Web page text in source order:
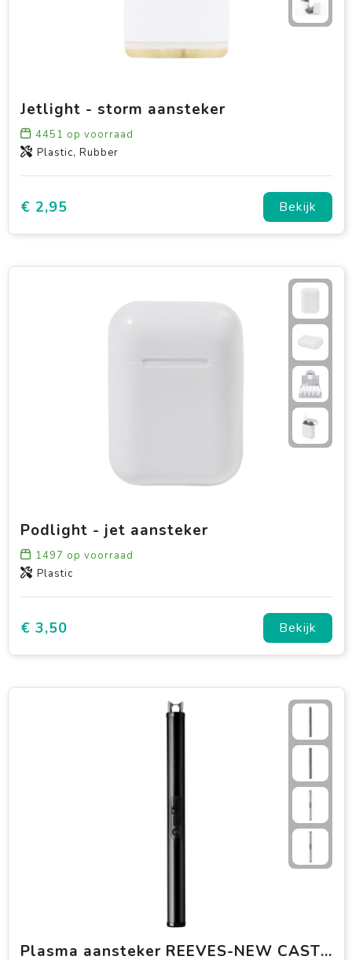
Jetlight - storm aansteker
4451 op voorraad
Plastic, Rubber
€ 2,95 Bekijk
Podlight - jet aansteker
1497 op voorraad
Plastic
€ 3,50 Bekijk
Plasma aansteker REEVES-NEW CASTLE